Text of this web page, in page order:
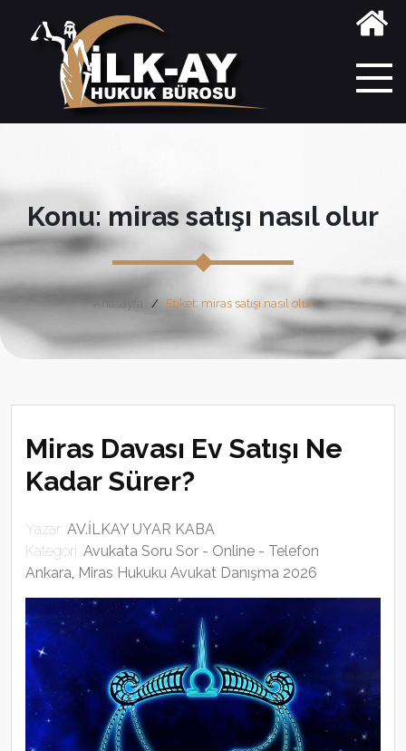
Konu: miras satışı nasıl olur
Etiket: miras satışı nasıl olur
Miras Davası Ev Satışı Ne
Kadar Sürer?
Yazar: AV.İLKAY UYAR KABA
Kategori: Avukata Soru Sor - Online - Telefon
Ankara, Miras Hukuku Avukat Danışma 2026